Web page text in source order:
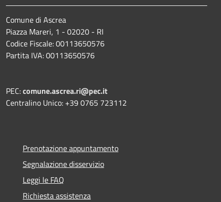
Comune di Ascrea
Piazza Mareri, 1 - 02020 - RI
Codice Fiscale: 00113650576
Partita IVA: 00113650576
PEC:comune.ascrea.ri@pec.it
Centralino Unico: +39 0765 723112
Prenotazione appuntamento
Segnalazione disservizio
Leggi le FAQ
Richiesta assistenza